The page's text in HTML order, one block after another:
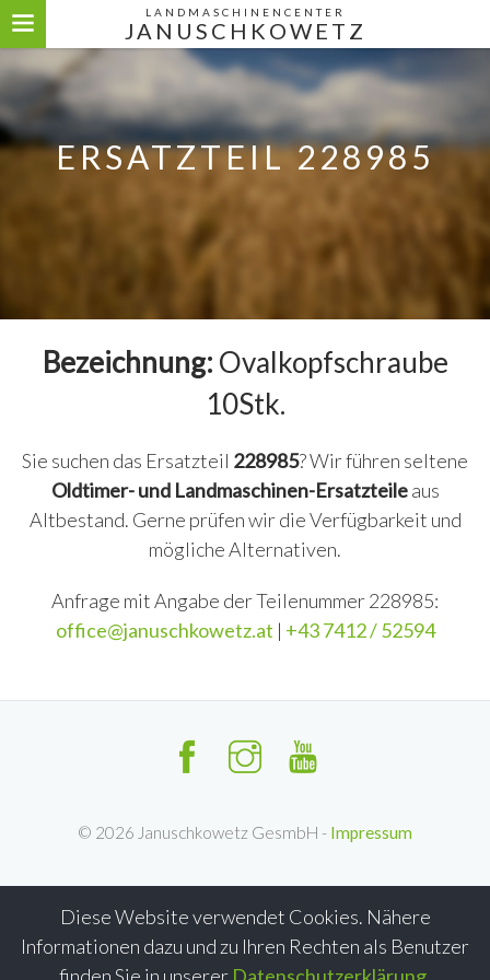
LANDMASCHINENCENTER
JANUSCHKOWETZ
Diese Website verwendet Cookies. Nähere
Informationen dazu und zu Ihren Rechten als Benutzer
ERSATZTEIL 228985
Bezeichnung: Ovalkopfschraube
10Stk.
Sie suchen das Ersatzteil 228985? Wir führen seltene
Oldtimer- und Landmaschinen-Ersatzteileaus
Altbestand. Gerne prüfen wir die Verfügbarkeit und
mögliche Alternativen.
Anfrage mit Angabe der Teilenummer 228985:
office@januschkowetz.at | +43 7412 / 52594
© 2026 Januschkowetz GesmbH - Impressum